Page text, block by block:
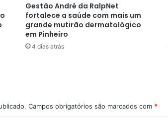
Gestão André da RalpNet
fortalece a saúde com mais um
grande mutirão dermatológico
em Pinheiro
4 dias atrás
Campos obrigatórios são marcados com *